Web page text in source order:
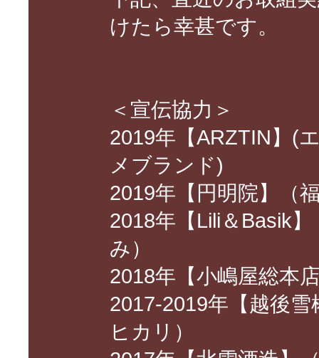
けたら幸甚です。
＜宣伝協力＞
2019年【ARZTIN】(
メブランド)
2019年【円明院】（
2018年【Lili＆Basik
み）
2018年【小嶋屋総本
2017-2019年【越後
ヒカリ）